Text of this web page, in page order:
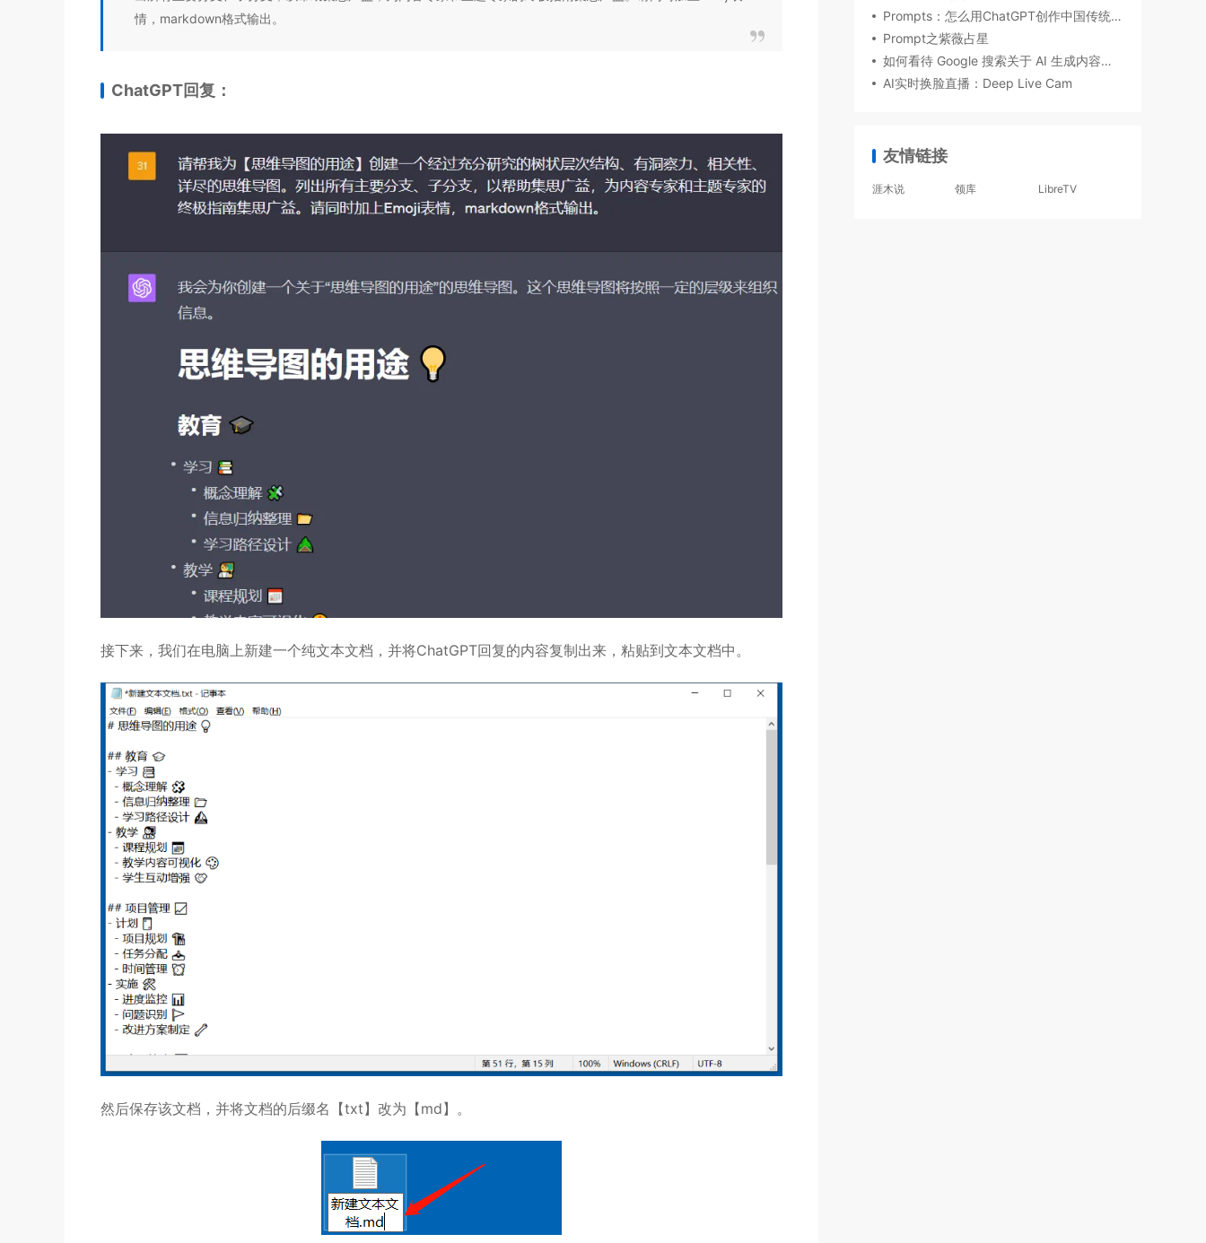
情，markdown格式输出。
ChatGPT回复：
接下来，我们在电脑上新建一个纯文本文档，并将ChatGPT回复的内容复制出来，粘贴到文本文档中。
然后保存该文档，并将文档的后缀名【txt】改为【md】。
Prompts：怎么用ChatGPT创作中国传统诗歌？
Prompt之紫薇占星
如何看待 Google 搜索关于 AI 生成内容的指南
AI实时换脸直播：Deep Live Cam
友情链接
涯木说 领库 LibreTV